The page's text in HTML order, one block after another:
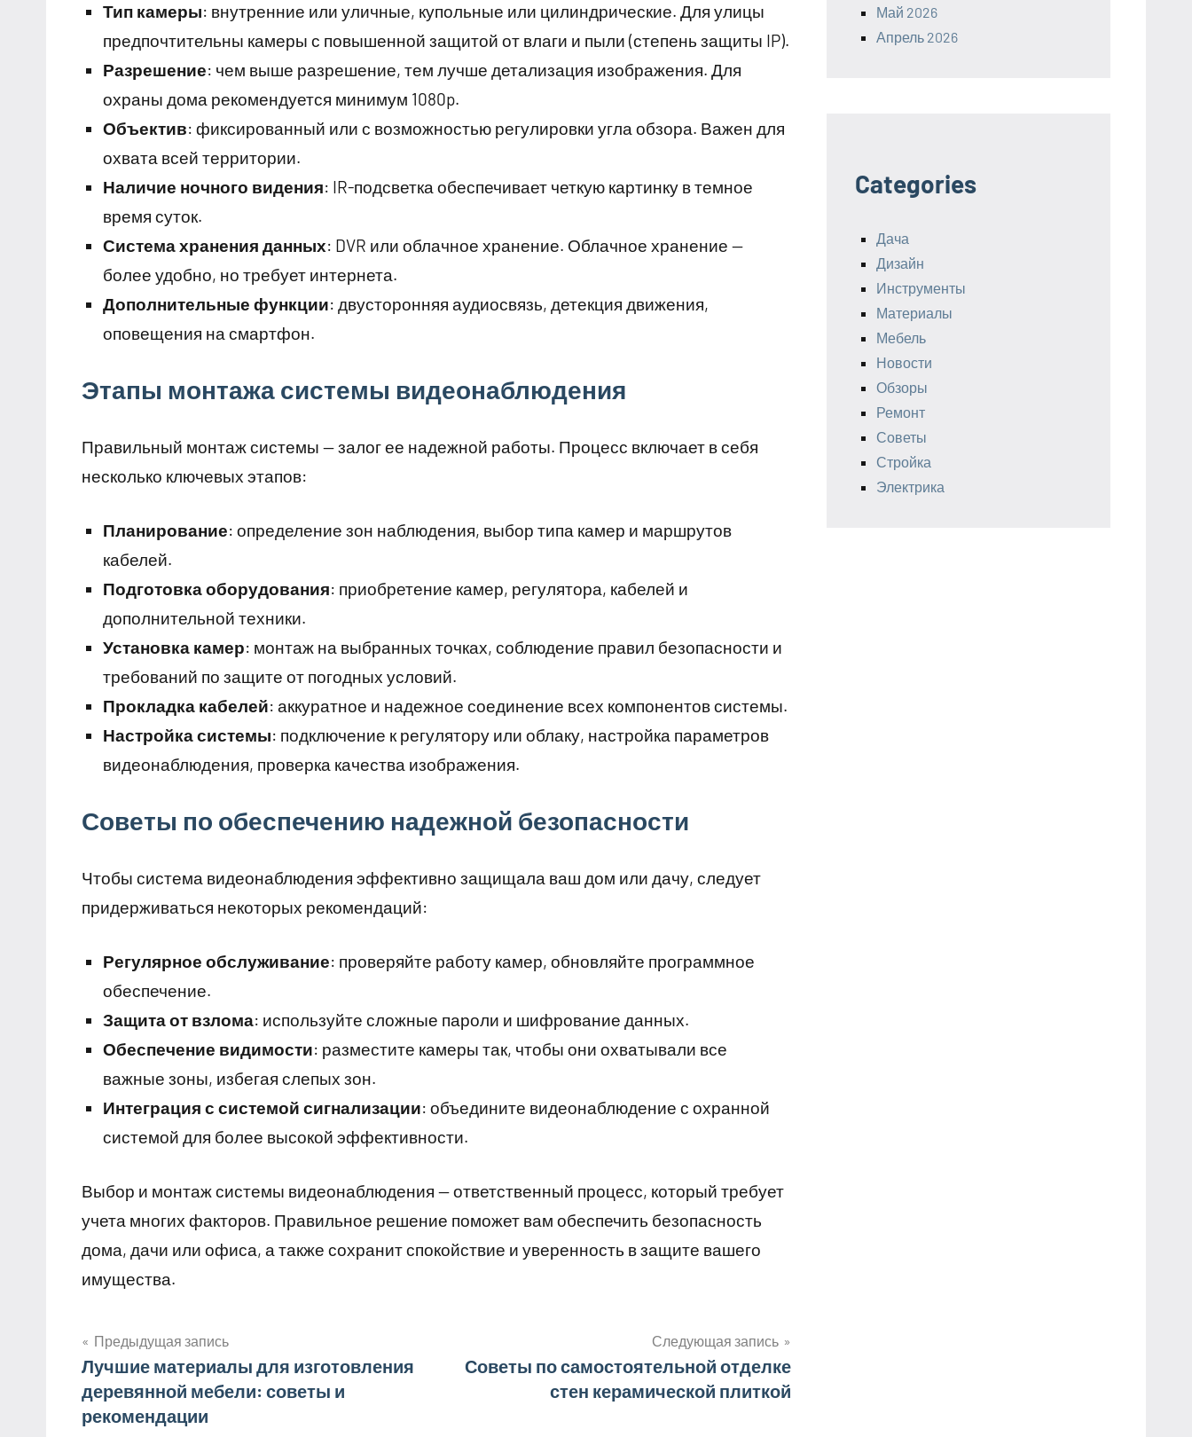
Тип камеры: внутренние или уличные, купольные или цилиндрические. Для улицы
предпочтительны камеры с повышенной защитой от влаги и пыли (степень защиты IP).
Разрешение: чем выше разрешение, тем лучше детализация изображения. Для
охраны дома рекомендуется минимум 1080p.
Объектив: фиксированный или с возможностью регулировки угла обзора. Важен для
охвата всей территории.
Наличие ночного видения: IR-подсветка обеспечивает четкую картинку в темное
время суток.
Система хранения данных: DVR или облачное хранение. Облачное хранение —
более удобно, но требует интернета.
Дополнительные функции: двусторонняя аудиосвязь, детекция движения,
оповещения на смартфон.
Этапы монтажа системы видеонаблюдения
Правильный монтаж системы — залог ее надежной работы. Процесс включает в себя
несколько ключевых этапов:
Планирование: определение зон наблюдения, выбор типа камер и маршрутов
кабелей.
Подготовка оборудования: приобретение камер, регулятора, кабелей и
дополнительной техники.
Установка камер: монтаж на выбранных точках, соблюдение правил безопасности и
требований по защите от погодных условий.
Прокладка кабелей: аккуратное и надежное соединение всех компонентов системы.
Настройка системы: подключение к регулятору или облаку, настройка параметров
видеонаблюдения, проверка качества изображения.
Советы по обеспечению надежной безопасности
Чтобы система видеонаблюдения эффективно защищала ваш дом или дачу, следует
придерживаться некоторых рекомендаций:
Регулярное обслуживание: проверяйте работу камер, обновляйте программное
обеспечение.
Защита от взлома: используйте сложные пароли и шифрование данных.
Обеспечение видимости: разместите камеры так, чтобы они охватывали все
важные зоны, избегая слепых зон.
Интеграция с системой сигнализации: объедините видеонаблюдение с охранной
системой для более высокой эффективности.
Выбор и монтаж системы видеонаблюдения — ответственный процесс, который требует
учета многих факторов. Правильное решение поможет вам обеспечить безопасность
дома, дачи или офиса, а также сохранит спокойствие и уверенность в защите вашего
имущества.
Навигация
по
Предыдущая запись
Лучшие материалы для изготовления
деревянной мебели: советы и
рекомендации
Следующая запись
Советы по самостоятельной отделке
стен керамической плиткой
Май 2026
Апрель 2026
Categories
Дача
Дизайн
Инструменты
Материалы
Мебель
Новости
Обзоры
Ремонт
Советы
Стройка
Электрика